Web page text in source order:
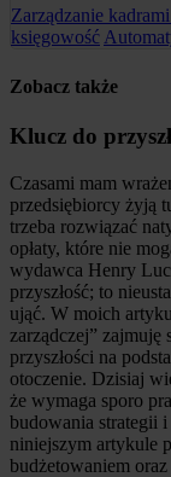
Zarządzanie
księgowość
Zobacz także
Klucz do
Czasami mam
przedsiębiorcy żyją
trzeba rozwiązać
opłaty, które nie
wydawca Henry
przyszłość; to
ująć. W moich
zarządczej” zajmuję
przyszłości na
otoczenie. Dzisiaj
że wymaga sporo
budowania strategii
niniejszym artykule
budżetowaniem